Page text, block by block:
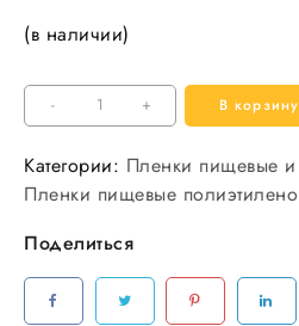
(в наличии)
-
Количество
товара
Пленка
45*200
Ролл
WT.
8рул/
+ В корзину
Категории: Пленки пищевые и
Пленки пищевые
Поделиться